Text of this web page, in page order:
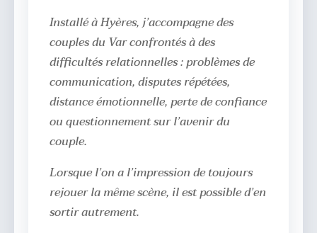
Installé à Hyères, j’accompagne des
couples du Var confrontés à des
difficultés relationnelles : problèmes de
communication, disputes répétées,
distance émotionnelle, perte de confiance
ou questionnement sur l’avenir du
couple.
Lorsque l’on a l’impression de toujours
rejouer la même scène, il est possible d’en
sortir autrement.